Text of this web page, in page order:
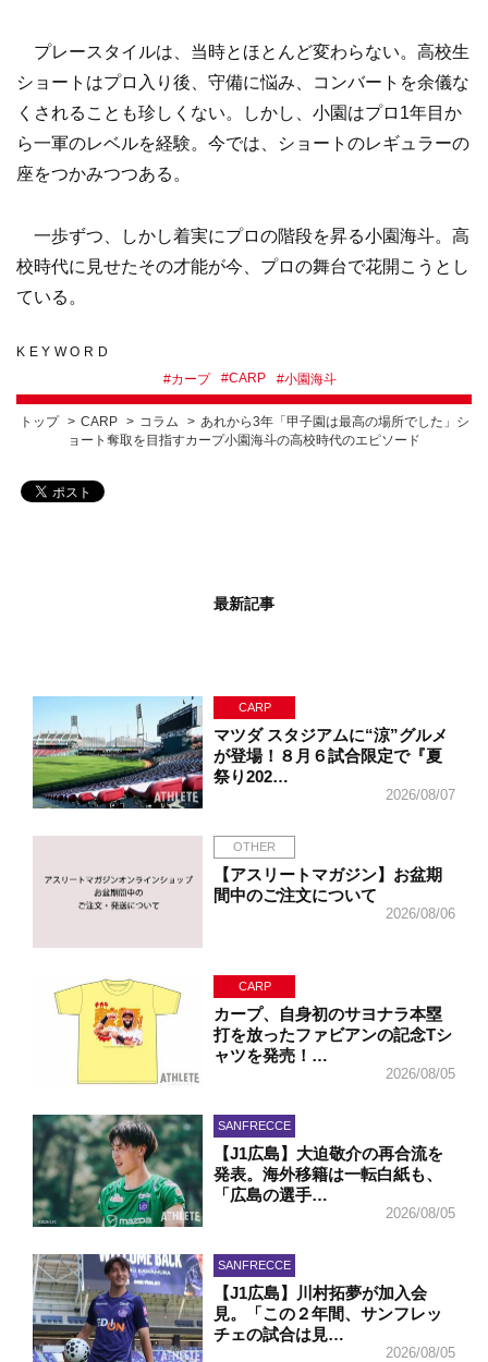
プレースタイルは、当時とほとんど変わらない。高校生
ショートはプロ入り後、守備に悩み、コンバートを余儀な
くされることも珍しくない。しかし、小園はプロ1年目か
ら一軍のレベルを経験。今では、ショートのレギュラーの
座をつかみつつある。
一歩ずつ、しかし着実にプロの階段を昇る小園海斗。高
校時代に見せたその才能が今、プロの舞台で花開こうとし
ている。
KEYWORD
#カープ #CARP #小園海斗
トップ CARP コラム
あれから3年「甲子園は最高の場所でした」シ
ョート奪取を目指すカープ小園海斗の高校時代のエピソード
最新記事
CARP
マツダ スタジアムに“涼”グルメ
が登場！８月６試合限定で『夏
祭り202…
2026/08/07
OTHER
【アスリートマガジン】お盆期
間中のご注文について
2026/08/06
CARP
カープ、自身初のサヨナラ本塁
打を放ったファビアンの記念Tシ
ャツを発売！…
2026/08/05
SANFRECCE
【J1広島】大迫敬介の再合流を
発表。海外移籍は一転白紙も、
「広島の選手…
2026/08/05
SANFRECCE
【J1広島】川村拓夢が加入会
見。「この２年間、サンフレッ
チェの試合は見…
2026/08/05